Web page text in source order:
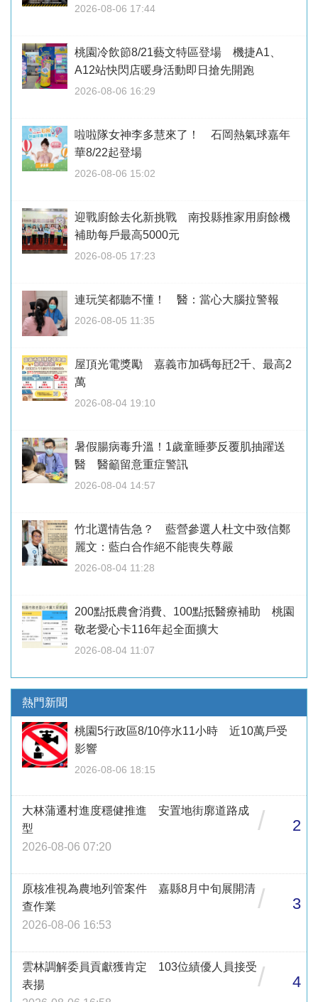
2026-08-06 17:44
桃園冷飲節8/21藝文特區登場 機捷A1、
A12站快閃店暖身活動即日搶先開跑
2026-08-06 16:29
啦啦隊女神李多慧來了！ 石岡熱氣球嘉年
華8/22起登場
2026-08-06 15:02
迎戰廚餘去化新挑戰 南投縣推家用廚餘機
補助每戶最高5000元
2026-08-05 17:23
連玩笑都聽不懂！ 醫：當心大腦拉警報
2026-08-05 11:35
屋頂光電獎勵 嘉義市加碼每瓩2千、最高2
萬
2026-08-04 19:10
暑假腸病毒升溫！1歲童睡夢反覆肌抽躍送
醫 醫籲留意重症警訊
2026-08-04 14:57
竹北選情告急？ 藍營參選人杜文中致信鄭
麗文：藍白合作絕不能喪失尊嚴
2026-08-04 11:28
200點抵農會消費、100點抵醫療補助 桃園
敬老愛心卡116年起全面擴大
2026-08-04 11:07
熱門新聞
桃園5行政區8/10停水11小時 近10萬戶受
影響
2026-08-06 18:15
大林蒲遷村進度穩健推進 安置地街廓道路成
型
2026-08-06 07:20
/ 2
原核准視為農地列管案件 嘉縣8月中旬展開清
查作業
2026-08-06 16:53
/ 3
雲林調解委員貢獻獲肯定 103位績優人員接受
表揚
/ 4